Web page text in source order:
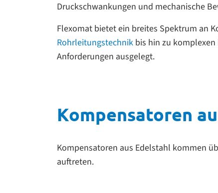
Druckschwankungen und mechanische
Flexomat bietet ein breites Spektrum an
Rohrleitungstechnik bis hin zu
Anforderungen ausgelegt.
Kompensatoren
Kompensatoren aus Edelstahl kommen
auftreten.